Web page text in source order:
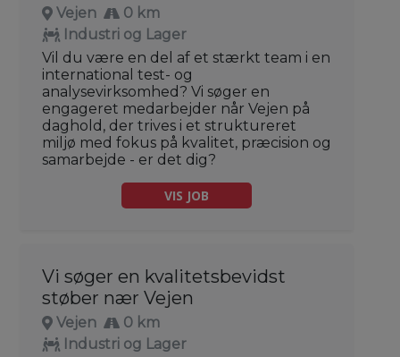
Vejen
0 km
Industri og Lager
Vil du være en del af et stærkt team i en
international test- og
analysevirksomhed? Vi søger en
engageret medarbejder når Vejen på
daghold, der trives i et struktureret
miljø med fokus på kvalitet, præcision og
samarbejde - er det dig?
VIS JOB
Vi søger en kvalitetsbevidst
støber nær Vejen
Vejen
0 km
Industri og Lager